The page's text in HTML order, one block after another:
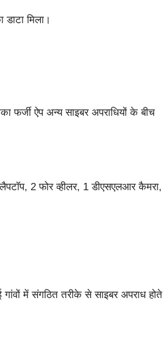
मिला।
फर्जी ऐप अन्य साइबर अपराधियों के बीच
2 फोर व्हीलर, 1 डीएसएलआर कैमरा,
में संगठित तरीके से साइबर अपराध होते